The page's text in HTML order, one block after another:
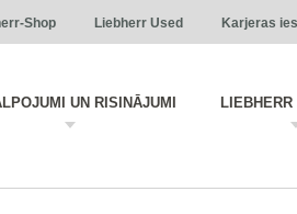
Shop Liebherr Used Karjeras
UN RISINĀJUMI